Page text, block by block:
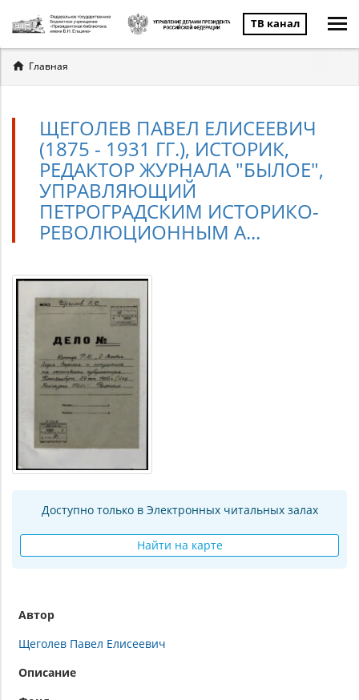
ТВ канал
Вы
здесь
Главная
ЩЕГОЛЕВ ПАВЕЛ ЕЛИСЕЕВИЧ
(1875 - 1931 ГГ.), ИСТОРИК,
РЕДАКТОР ЖУРНАЛА "БЫЛОЕ",
УПРАВЛЯЮЩИЙ
ПЕТРОГРАДСКИМ ИСТОРИКО-
РЕВОЛЮЦИОННЫМ А...
Доступно только в Электронных читальных залах
Найти на карте
Автор
Щеголев Павел Елисеевич
Описание